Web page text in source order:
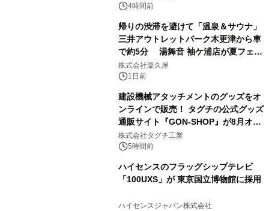
ぐっと豊かに
4時間前
帰りの渋滞を避けて「温泉＆サウナ」
三井アウトレットパーク木更津から車
で約5分 湯舞音 袖ケ浦店が夏フェア
メニューを提供
株式会社楽久屋
1日前
建設機械アタッチメントのグッズをオ
ンラインで販売！ タグチの公式グッズ
通販サイト『GON-SHOP』が8月オー
プン
株式会社タグチ工業
5時間前
ハイセンスのフラッグシップテレビ
「100UXS」が 東京国立博物館に採用
ハイセンスジャパン株式会社